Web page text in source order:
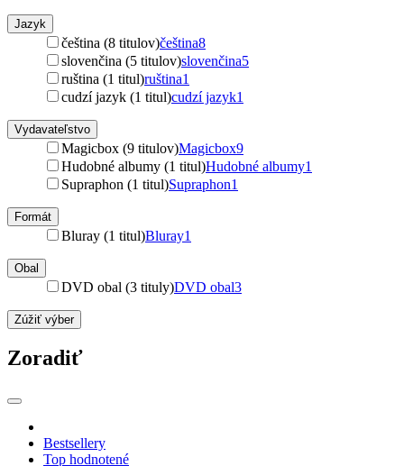
Jazyk
čeština (8 titulov)čeština8
slovenčina (5 titulov)slovenčina5
ruština (1 titul)ruština1
cudzí jazyk (1 titul)cudzí jazyk1
Vydavateľstvo
Magicbox (9 titulov)Magicbox9
Hudobné albumy (1 titul)Hudobné albumy1
Supraphon (1 titul)Supraphon1
Formát
Bluray (1 titul)Bluray1
Obal
DVD obal (3 tituly)DVD obal3
Zúžiť výber
Zoradiť
Bestsellery
Top hodnotené